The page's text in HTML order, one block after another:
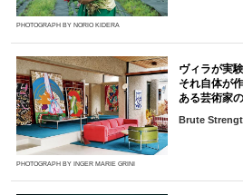
PHOTOGRAPH BY NORIO KIDERA
PHOTOGRAPH BY INGER MARIE GRINI
ヴィラが実
それ自体が作
ある芸術家
Brute